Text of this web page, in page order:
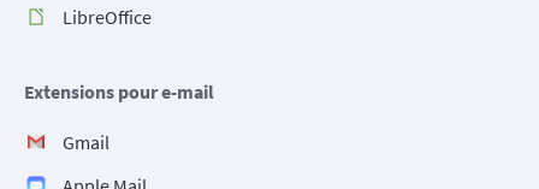
LibreOffice
Extensions pour e-mail
Gmail